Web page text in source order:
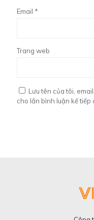
Email *
Trang web
Lưu tên của tôi,
cho lần bình luận kế tiếp